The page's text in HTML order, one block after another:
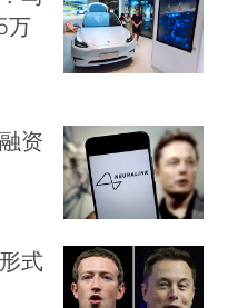
万
资
式